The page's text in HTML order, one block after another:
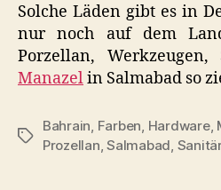
Solche Läden gibt es in
nur noch auf dem
Porzellan,
Manazelin Salmabad so
Schlagwörter
Bahrain Farben Hardware,
Prozellan ,Salmabad Sanitär